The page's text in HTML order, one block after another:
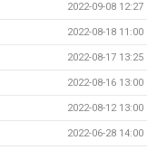
2022-09-08 12:27
2022-08-18 11:00
2022-08-17 13:25
2022-08-16 13:00
2022-08-12 13:00
2022-06-28 14:00